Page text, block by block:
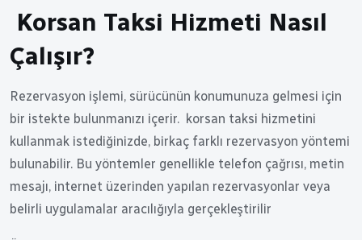
Korsan Taksi Hizmeti Nasıl
Çalışır?
Rezervasyon işlemi, sürücünün konumunuza gelmesi için
bir istekte bulunmanızı içerir. korsan taksi hizmetini
kullanmak istediğinizde, birkaç farklı rezervasyon yöntemi
bulunabilir. Bu yöntemler genellikle telefon çağrısı, metin
mesajı, internet üzerinden yapılan rezervasyonlar veya
belirli uygulamalar aracılığıyla gerçekleştirilir